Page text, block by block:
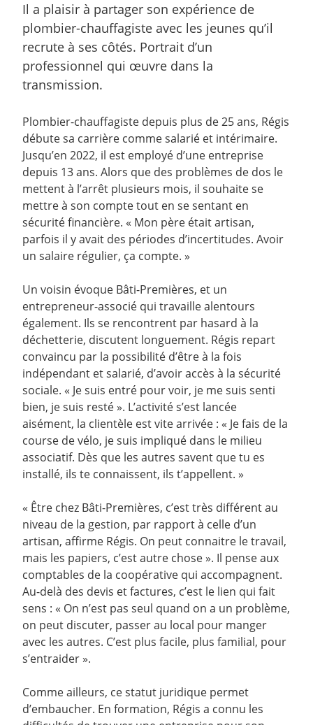
Il a plaisir à partager son expérience de
plombier-chauffagiste avec les jeunes qu’il
recrute à ses côtés. Portrait d’un
professionnel qui œuvre dans la
transmission.
Plombier-chauffagiste depuis plus de 25 ans, Régis
débute sa carrière comme salarié et intérimaire.
Jusqu’en 2022, il est employé d’une entreprise
depuis 13 ans. Alors que des problèmes de dos le
mettent à l’arrêt plusieurs mois, il souhaite se
mettre à son compte tout en se sentant en
sécurité financière. « Mon père était artisan,
parfois il y avait des périodes d’incertitudes. Avoir
un salaire régulier, ça compte. »
Un voisin évoque Bâti-Premières, et un
entrepreneur-associé qui travaille alentours
également. Ils se rencontrent par hasard à la
déchetterie, discutent longuement. Régis repart
convaincu par la possibilité d’être à la fois
indépendant et salarié, d’avoir accès à la sécurité
sociale. « Je suis entré pour voir, je me suis senti
bien, je suis resté ». L’activité s’est lancée
aisément, la clientèle est vite arrivée : « Je fais de la
course de vélo, je suis impliqué dans le milieu
associatif. Dès que les autres savent que tu es
installé, ils te connaissent, ils t’appellent. »
« Être chez Bâti-Premières, c’est très différent au
niveau de la gestion, par rapport à celle d’un
artisan, affirme Régis. On peut connaitre le travail,
mais les papiers, c’est autre chose ». Il pense aux
comptables de la coopérative qui accompagnent.
Au-delà des devis et factures, c’est le lien qui fait
sens : « On n’est pas seul quand on a un problème,
on peut discuter, passer au local pour manger
avec les autres. C’est plus facile, plus familial, pour
s’entraider ».
Comme ailleurs, ce statut juridique permet
d’embaucher. En formation, Régis a connu les